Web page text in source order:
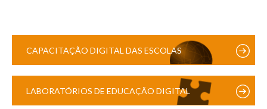
CAPACITAÇÃO DIGITAL DAS ESCOLAS
LABORATÓRIOS DE EDUCAÇÃO DIGITAL